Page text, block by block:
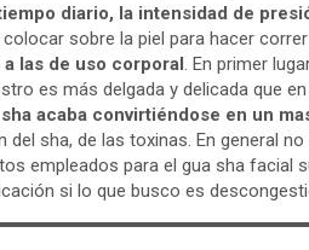
diario, la intensidad de
sobre la piel para hacer
las de uso corporal. En primer
es más delgada y delicada que
acaba convirtiéndose en un
sha, de las toxinas. En general
empleados para el gua sha facial
si lo que busco es